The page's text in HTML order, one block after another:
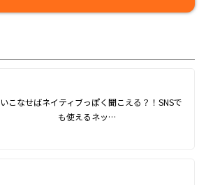
こなせばネイティブっぽく聞こえる？！SNSで
も使えるネッ…